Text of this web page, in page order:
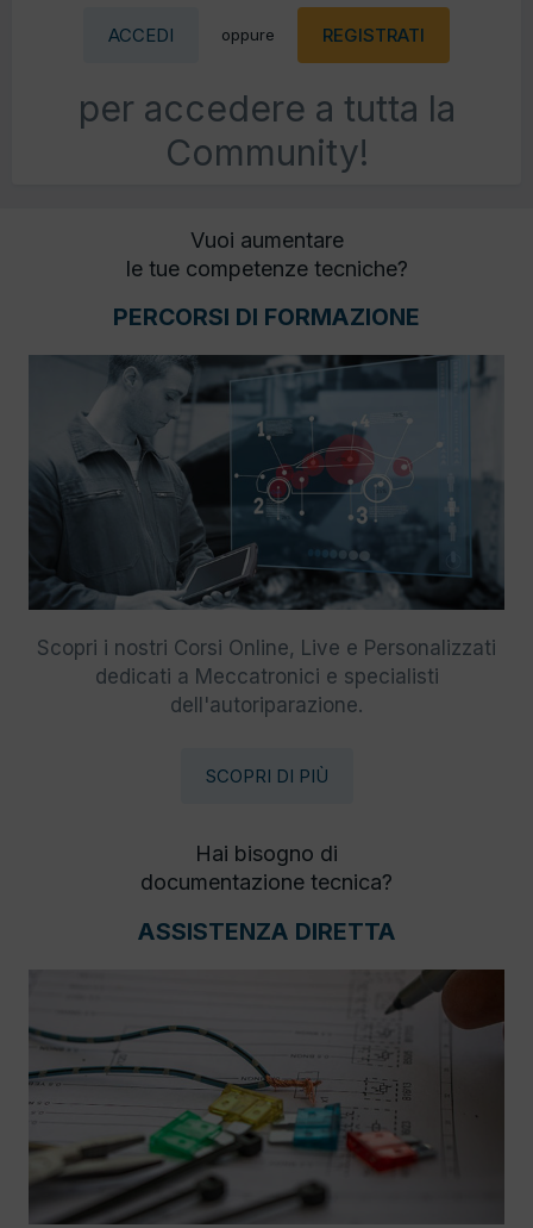
ACCEDI oppure REGISTRATI
per accedere a tutta la
Community!
Vuoi aumentare
le tue competenze tecniche?
PERCORSI DI FORMAZIONE
Scopri i nostri Corsi Online, Live e Personalizzati
dedicati a Meccatronici e specialisti
dell'autoriparazione.
SCOPRI DI PIÙ
Hai bisogno di
documentazione tecnica?
ASSISTENZA DIRETTA